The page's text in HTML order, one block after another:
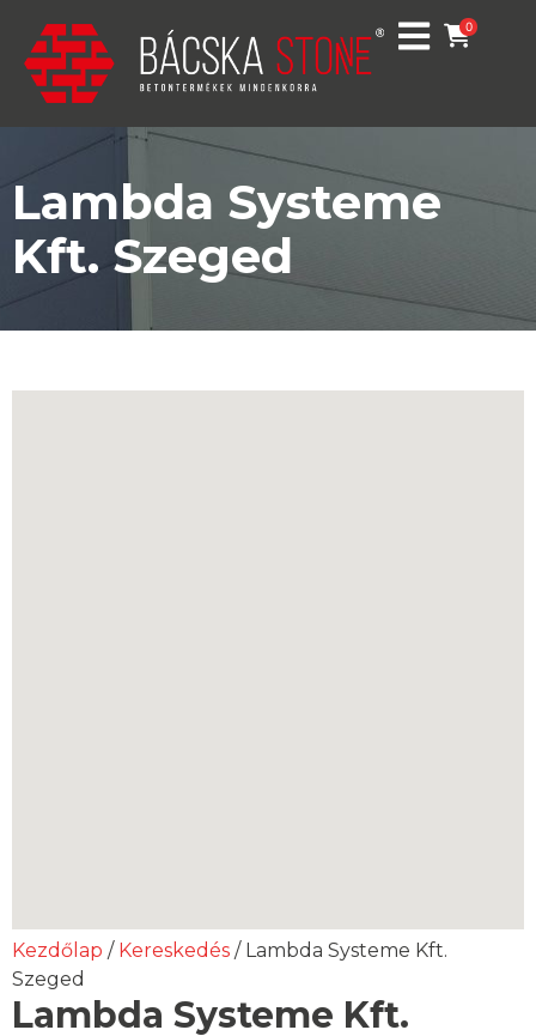
0
Lambda Systeme
Kft. Szeged
Kezdőlap / Kereskedés / Lambda Systeme Kft.
Szeged
Lambda Systeme Kft.